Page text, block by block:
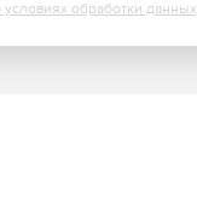
обработки данных